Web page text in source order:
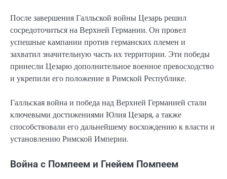
После завершения Галльской войны Цезарь решил
сосредоточиться на Верхней Германии. Он провел
успешные кампании против германских племен и
захватил значительную часть их территории. Эти победы
принесли Цезарю дополнительное военное превосходство
и укрепили его положение в Римской Республике.
Галльская война и победа над Верхней Германией стали
ключевыми достижениями Юлия Цезаря, а также
способствовали его дальнейшему восхождению к власти и
установлению Римской Империи.
Война с Помпеем и Гнейем Помпеем